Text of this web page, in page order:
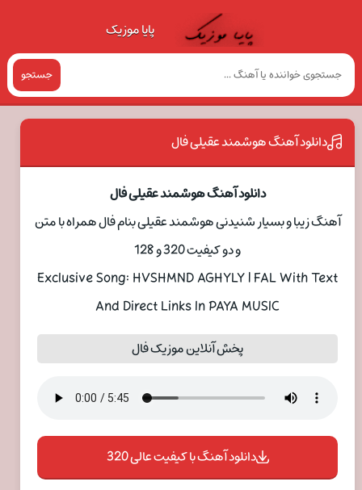
پایا موزیک
جستجو
دانلود آهنگ هوشمند عقیلی فال
دانلود آهنگ هوشمند عقیلی فال
آهنگ زیبا و بسیار شنیدنی هوشمند عقیلی بنام فال همراه با متن
و دو کیفیت 320 و 128
Exclusive Song: HVSHMND AGHYLY | FAL With Text
And Direct Links In PAYA MUSIC
پخش آنلاین موزیک فال
دانلود آهنگ با کیفیت عالی 320